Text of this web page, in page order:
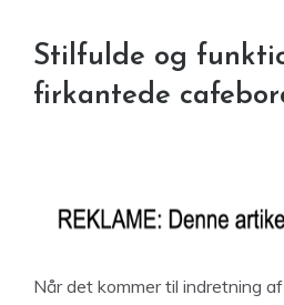
Stilfulde og
firkantede
Når det kommer til indretning